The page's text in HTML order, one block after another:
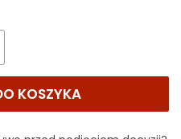
KOSZYKA